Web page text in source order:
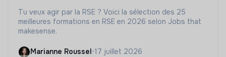
Tu veux agir par la RSE ? Voici la sélection des 25
meilleures formations en RSE en 2026 selon Jobs that
makesense.
Marianne Roussel•17 juillet 2026